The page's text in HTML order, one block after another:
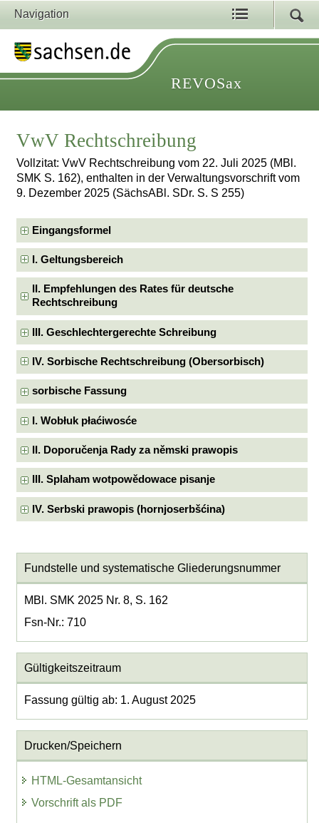
Navigation
REVOSax
VwV Rechtschreibung
Vollzitat: VwV Rechtschreibung vom 22. Juli 2025 (MBl.
SMK S. 162), enthalten in der Verwaltungsvorschrift vom
9. Dezember 2025 (SächsABl. SDr. S. S 255)
Eingangsformel
I. Geltungsbereich
II. Empfehlungen des Rates für deutsche
Rechtschreibung
III. Geschlechtergerechte Schreibung
IV. Sorbische Rechtschreibung (Obersorbisch)
sorbische Fassung
I. Wobłuk płaćiwosće
II. Doporučenja Rady za němski prawopis
III. Splaham wotpowědowace pisanje
IV. Serbski prawopis (hornjoserbšćina)
Fundstelle und systematische Gliederungsnummer
MBl. SMK 2025 Nr. 8, S. 162
Fsn-Nr.: 710
Gültigkeitszeitraum
Fassung gültig ab: 1. August 2025
Drucken/Speichern
HTML-Gesamtansicht
Vorschrift als PDF